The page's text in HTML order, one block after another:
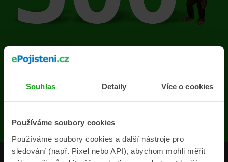
Souhlas Detaily Více o cookies
Používáme soubory cookies
Používáme soubory cookies a další nástroje pro
sledování (např. Pixel nebo API), abychom mohli měřit
Na stránce se vyskytla
chyba